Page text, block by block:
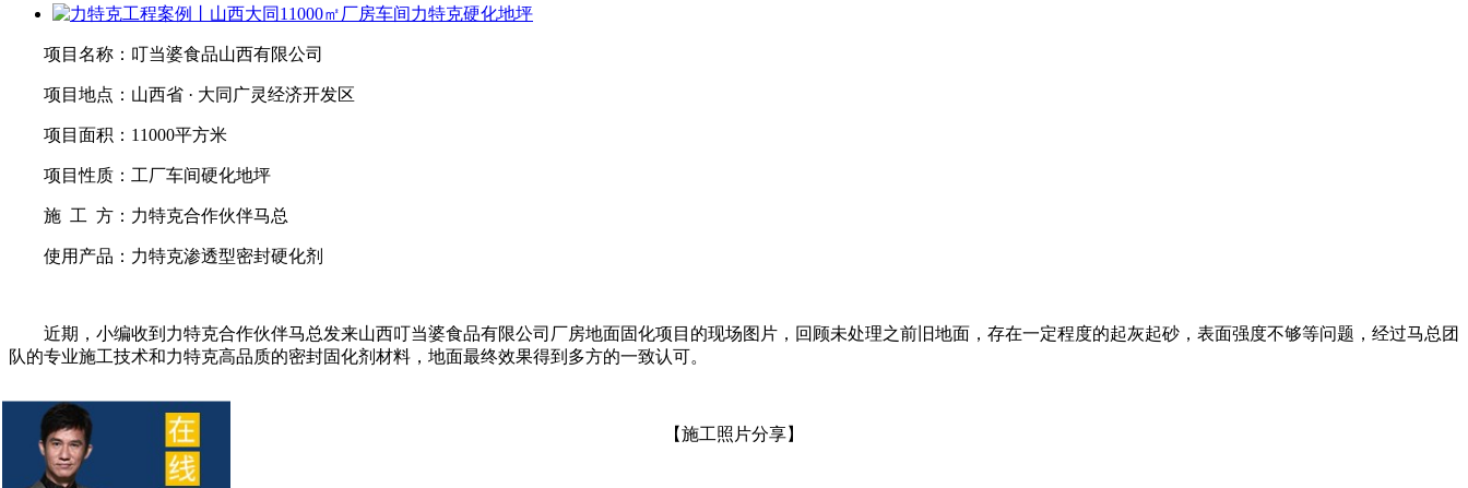
项目名称：叮当婆食品山西有限公司
项目地点：山西省 · 大同广灵经济开发区
项目面积：11000平方米
项目性质：工厂车间硬化地坪
施 工 方：力特克合作伙伴马总
使用产品：力特克渗透型密封硬化剂
近期，小编收到力特克合作伙伴马总发来山西叮当婆食品有限公司厂房地面固化项目的现场图片，回顾未处理之前旧地面，存在一定程度的起灰起砂，表面强度不够等问题，经过马总团
队的专业施工技术和力特克高品质的密封固化剂材料，地面最终效果得到多方的一致认可。
【施工照片分享】